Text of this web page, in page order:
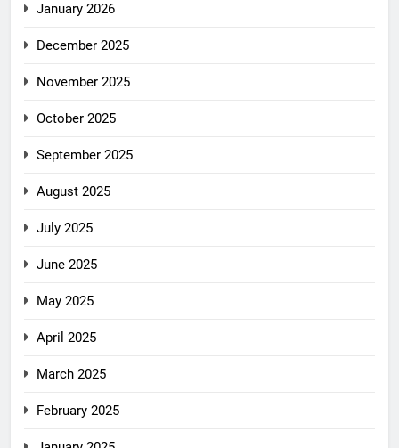
January 2026
December 2025
November 2025
October 2025
September 2025
August 2025
July 2025
June 2025
May 2025
April 2025
March 2025
February 2025